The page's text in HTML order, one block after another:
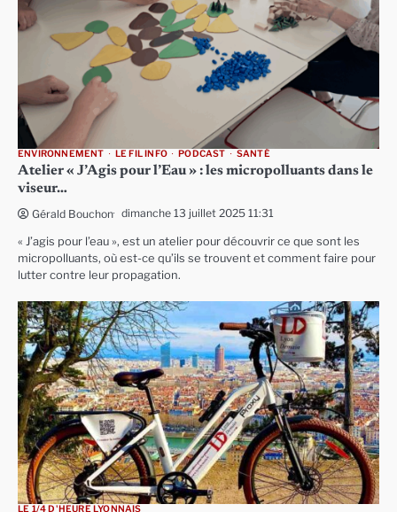
ENVIRONNEMENT LE FIL INFO PODCAST SANTÉ
Atelier « J’Agis pour l’Eau » : les micropolluants dans le
viseur…
Gérald Bouchon dimanche 13 juillet 2025 11:31
« J’agis pour l’eau », est un atelier pour découvrir ce que sont les
micropolluants, où est-ce qu’ils se trouvent et comment faire pour
lutter contre leur propagation.
LE 1/4 D'HEURE LYONNAIS